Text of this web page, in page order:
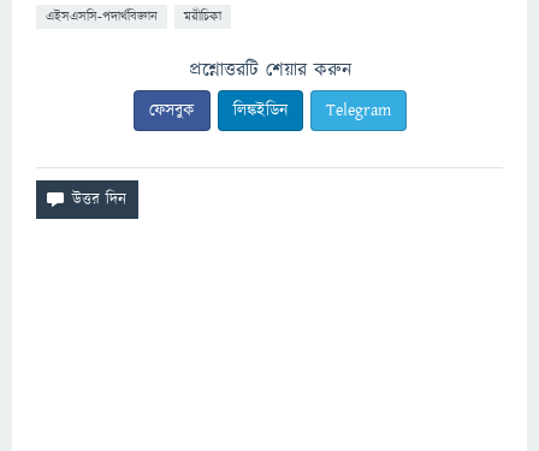
এইসএসসি-পদার্থবিজ্ঞান মরীচিকা
প্রশ্নোত্তরটি শেয়ার করুন
ফেসবুক লিঙ্কইডিন Telegram